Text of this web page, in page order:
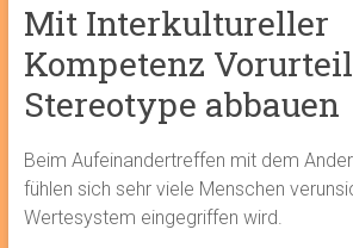
Mit Interkultureller
Kompetenz
Stereotype abbauen
Beim Aufeinandertreffen mit dem
fühlen sich sehr viele Menschen
Wertesystem eingegriffen wird.